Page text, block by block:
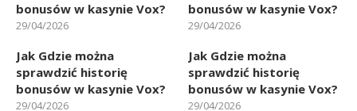
bonusów w kasynie Vox?
29/04/2026
bonusów w kasynie Vox?
29/04/2026
Jak Gdzie można
sprawdzić historię
bonusów w kasynie Vox?
29/04/2026
Jak Gdzie można
sprawdzić historię
bonusów w kasynie Vox?
29/04/2026